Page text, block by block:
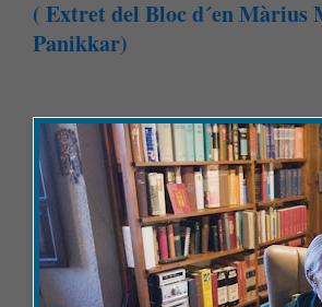
( Extret del Bloc d´en Màrius
Panikkar)